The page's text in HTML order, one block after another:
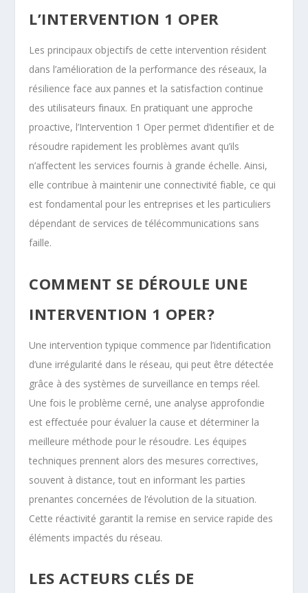
L’INTERVENTION 1 OPER
Les principaux objectifs de cette intervention résident
dans l’amélioration de la performance des réseaux, la
résilience face aux pannes et la satisfaction continue
des utilisateurs finaux. En pratiquant une approche
proactive, l’Intervention 1 Oper permet d’identifier et de
résoudre rapidement les problèmes avant qu’ils
n’affectent les services fournis à grande échelle. Ainsi,
elle contribue à maintenir une connectivité fiable, ce qui
est fondamental pour les entreprises et les particuliers
dépendant de services de télécommunications sans
faille.
COMMENT SE DÉROULE UNE
INTERVENTION 1 OPER?
Une intervention typique commence par l’identification
d’une irrégularité dans le réseau, qui peut être détectée
grâce à des systèmes de surveillance en temps réel.
Une fois le problème cerné, une analyse approfondie
est effectuée pour évaluer la cause et déterminer la
meilleure méthode pour le résoudre. Les équipes
techniques prennent alors des mesures correctives,
souvent à distance, tout en informant les parties
prenantes concernées de l’évolution de la situation.
Cette réactivité garantit la remise en service rapide des
éléments impactés du réseau.
LES ACTEURS CLÉS DE